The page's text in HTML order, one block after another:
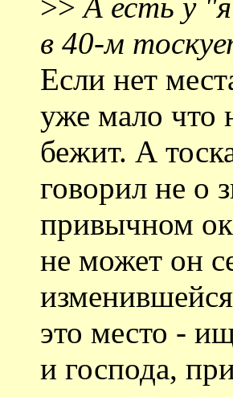
в 40-м
Если нет
уже мало что
бежит. А
говорил не о
привычном
не может он
это место -
и господа,